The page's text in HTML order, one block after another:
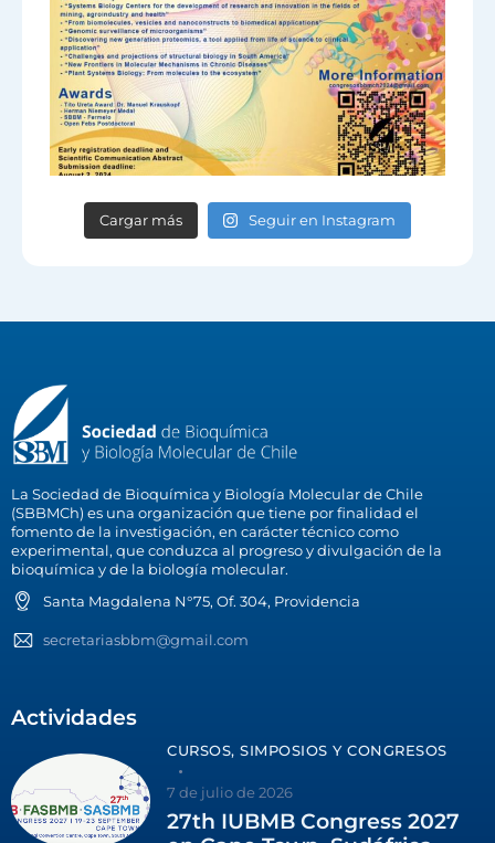
Cargar más Seguir en Instagram
La Sociedad de Bioquímica y Biología Molecular de Chile
(SBBMCh) es una organización que tiene por finalidad el
fomento de la investigación, en carácter técnico como
experimental, que conduzca al progreso y divulgación de la
bioquímica y de la biología molecular.
Santa Magdalena N°75, Of. 304, Providencia
secretariasbbm@gmail.com
Actividades
CURSOS, SIMPOSIOS Y CONGRESOS
7 de julio de 2026
27th IUBMB Congress 2027